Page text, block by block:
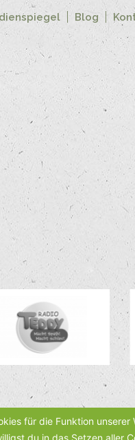
für die Funktion
du in das Setzen aller
Blog